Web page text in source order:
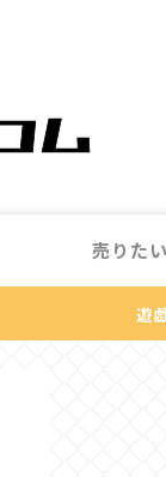
売りたい
遊